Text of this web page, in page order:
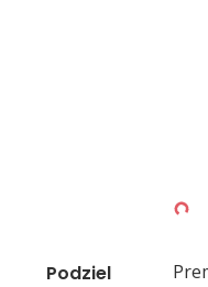
Podziel